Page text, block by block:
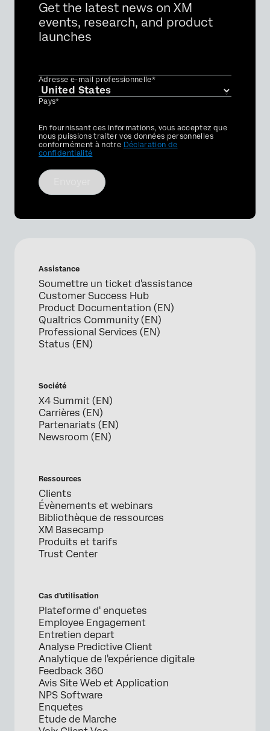
Get the latest news on XM
events, research, and product
launches
Adresse e-mail professionnelle*
Pays*
Privacy
Optin
En fournissant ces informations, vous acceptez que
nous puissions traiter vos données personnelles
conformément à notre Déclaration de
confidentialité
Assistance
Soumettre un ticket d'assistance
Customer Success Hub
Product Documentation (EN)
Qualtrics Community (EN)
Professional Services (EN)
Status (EN)
Société
X4 Summit (EN)
Carrières (EN)
Partenariats (EN)
Newsroom (EN)
Ressources
Clients
Évènements et webinars
Bibliothèque de ressources
XM Basecamp
Produits et tarifs
Trust Center
Cas d’utilisation
Plateforme d' enquetes
Employee Engagement
Entretien depart
Analyse Predictive Client
Analytique de l'expérience digitale
Feedback 360
Avis Site Web et Application
NPS Software
Enquetes
Etude de Marche